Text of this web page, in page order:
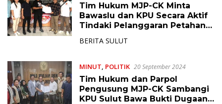
Tim Hukum MJP-CK Minta
Bawaslu dan KPU Secara Aktif
Tindaki Pelanggaran Petahana
BERITA SULUT
MINUT POLITIK 20 September 2024
Tim Hukum dan Parpol
Pengusung MJP-CK Sambangi
KPU Sulut Bawa Bukti Dugaan